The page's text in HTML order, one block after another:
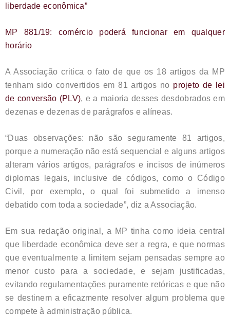
liberdade econômica”
MP 881/19: comércio poderá funcionar em qualquer
horário
A Associação critica o fato de que os 18 artigos da MP
tenham sido convertidos em 81 artigos no projeto de lei
de conversão (PLV), e a maioria desses desdobrados em
dezenas e dezenas de parágrafos e alíneas.
“Duas observações: não são seguramente 81 artigos,
porque a numeração não está sequencial e alguns artigos
alteram vários artigos, parágrafos e incisos de inúmeros
diplomas legais, inclusive de códigos, como o Código
Civil, por exemplo, o qual foi submetido a imenso
debatido com toda a sociedade”, diz a Associação.
Em sua redação original, a MP tinha como ideia central
que liberdade econômica deve ser a regra, e que normas
que eventualmente a limitem sejam pensadas sempre ao
menor custo para a sociedade, e sejam justificadas,
evitando regulamentações puramente retóricas e que não
se destinem a eficazmente resolver algum problema que
compete à administração pública.